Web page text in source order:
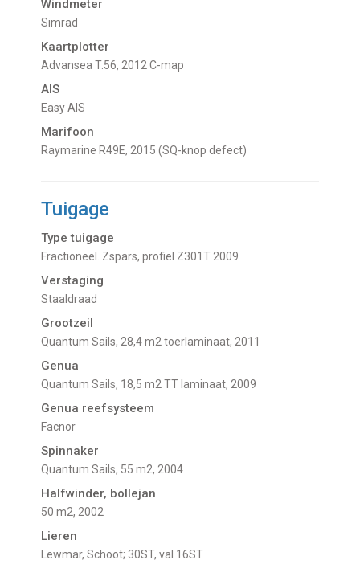
Windmeter
Simrad
Kaartplotter
Advansea T.56, 2012 C-map
AIS
Easy AIS
Marifoon
Raymarine R49E, 2015 (SQ-knop defect)
Tuigage
Type tuigage
Fractioneel. Zspars, profiel Z301T 2009
Verstaging
Staaldraad
Grootzeil
Quantum Sails, 28,4 m2 toerlaminaat, 2011
Genua
Quantum Sails, 18,5 m2 TT laminaat, 2009
Genua reefsysteem
Facnor
Spinnaker
Quantum Sails, 55 m2, 2004
Halfwinder, bollejan
50 m2, 2002
Lieren
Lewmar, Schoot; 30ST, val 16ST